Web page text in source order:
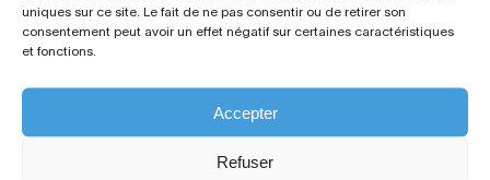
uniques sur ce site. Le fait de ne pas consentir ou de retirer son
consentement peut avoir un effet négatif sur certaines caractéristiques
et fonctions.
Accepter
Refuser
Toutes lesinformations